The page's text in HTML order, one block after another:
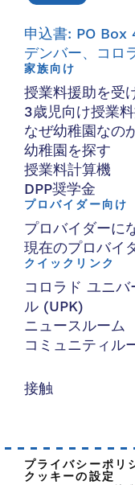
申込書: PO Box
デンバー、コ
家族向け
授業料援助を受
3歳児向け授業
なぜ幼稚園なの
幼稚園を探す
授業料計算機
DPP奨学金
プロバイダー向け
プロバイダーに
現在のプロバイ
クイックリンク
コロラド ユニ
ル (UPK)
ニュースルーム
コミュニティル
接触
プライバシーポリ
クッキーの設定